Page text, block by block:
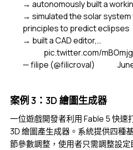
→ autonomously built a
→ simulated the solar
principles to predict eclipses
→ built a CAD editor,…
pic.twitter.com/
— filipe (@filicroval)
案例 3：3D 繪圖生成器
一位遊戲開發者利用 Fable 5 快速
3D 繪圖產生成器。系統提供四種
節參數調整，使用者只需調整設